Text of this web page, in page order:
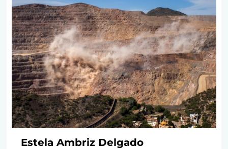
Estela Ambriz Delgado